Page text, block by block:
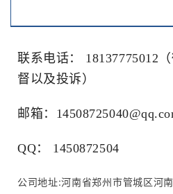
联系电话： 18137775012
督以及投诉）
邮箱：
QQ： 1450872504
公司地址:河南省郑州市管城区河